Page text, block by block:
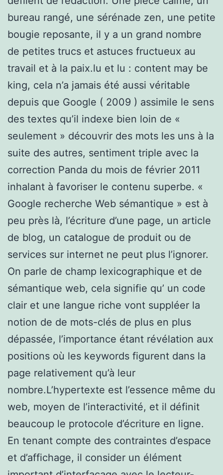
bureau rangé, une sérénade zen, une petite
bougie reposante, il y a un grand nombre
de petites trucs et astuces fructueux au
travail et à la paix.lu et lu : content may be
king, cela n’a jamais été aussi véritable
depuis que Google ( 2009 ) assimile le sens
des textes qu’il indexe bien loin de «
seulement » découvrir des mots les uns à la
suite des autres, sentiment triple avec la
correction Panda du mois de février 2011
inhalant à favoriser le contenu superbe. «
Google recherche Web sémantique » est à
peu près là, l’écriture d’une page, un article
de blog, un catalogue de produit ou de
services sur internet ne peut plus l’ignorer.
On parle de champ lexicographique et de
sémantique web, cela signifie qu’ un code
clair et une langue riche vont suppléer la
notion de de mots-clés de plus en plus
dépassée, l’importance étant révélation aux
positions où les keywords figurent dans la
page relativement qu’à leur
nombre.L’hypertexte est l’essence même du
web, moyen de l’interactivité, et il définit
beaucoup le protocole d’écriture en ligne.
En tenant compte des contraintes d’espace
et d’affichage, il consider un élément